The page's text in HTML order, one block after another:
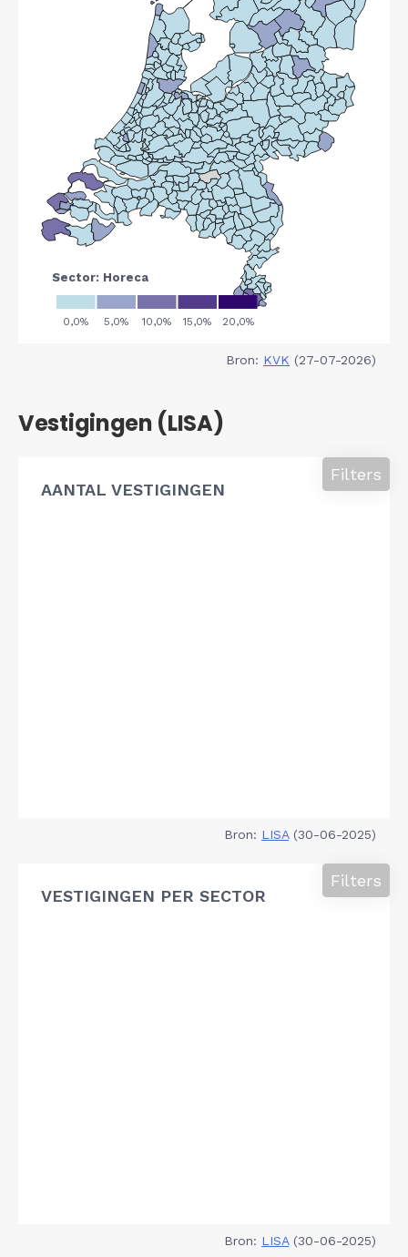
Bron: KVK (27-07-2026)
Vestigingen (LISA)
AANTAL VESTIGINGEN
Filters
Bron: LISA(30-06-2025)
VESTIGINGEN PER SECTOR
Filters
Bron: LISA(30-06-2025)